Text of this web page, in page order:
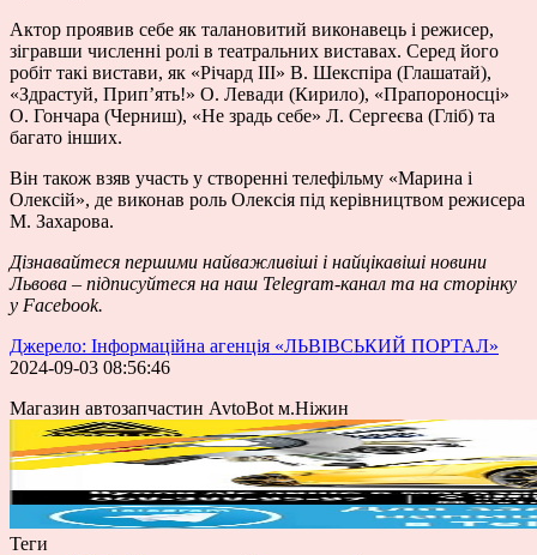
Актор проявив себе як талановитий виконавець і режисер,
зігравши численні ролі в театральних виставах. Серед його
робіт такі вистави, як «Річард III» В. Шекспіра (Глашатай),
«Здрастуй, Прип’ять!» О. Левади (Кирило), «Прапороносці»
О. Гончара (Черниш), «Не зрадь себе» Л. Сергеєва (Гліб) та
багато інших.
Він також взяв участь у створенні телефільму «Марина і
Олексій», де виконав роль Олексія під керівництвом режисера
М. Захарова.
Дізнавайтеся першими найважливіші і найцікавіші новини
Львова – підписуйтеся на наш Telegram-канал та на сторінку
у Facebook.
Джерело: Інформаційна агенція «ЛЬВІВСЬКИЙ ПОРТАЛ»
2024-09-03 08:56:46
Магазин автозапчастин AvtoBot м.Ніжин
Теги